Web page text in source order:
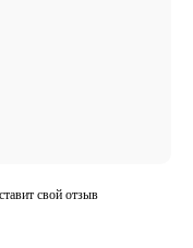
свой отзыв